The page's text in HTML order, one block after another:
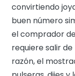
convirtiendo
buen número
el comprador
requiere salir
razón, el